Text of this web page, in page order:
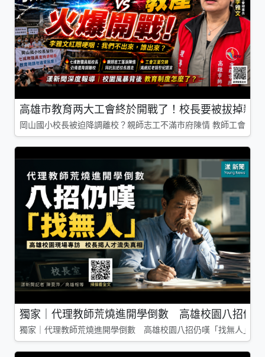
高雄市教育两大工會終於開戰了！校長要被拔掉親
岡山國小校長被迫降調離校？親師志工不滿市府陳情 教師工會槓
獨家｜代理教師荒燒進開學倒數 高雄校園八招仍
獨家｜代理教師荒燒進開學倒數 高雄校園八招仍嘆「找無人」